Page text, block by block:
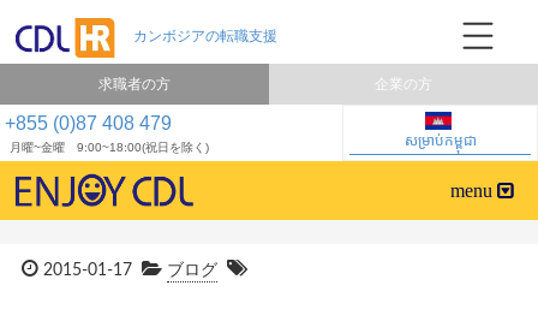
+855 (0)87 408 479
月曜~金曜 9:00~18:00(祝日を除く) សម្រាប់កម្ពុជា
求職者の方 企業の方
2015-01-17 ブログ